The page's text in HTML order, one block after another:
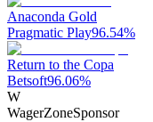
Anaconda Gold
Pragmatic Play96.54%
Return to the Copa
Betsoft96.06%
W
WagerZoneSponsor